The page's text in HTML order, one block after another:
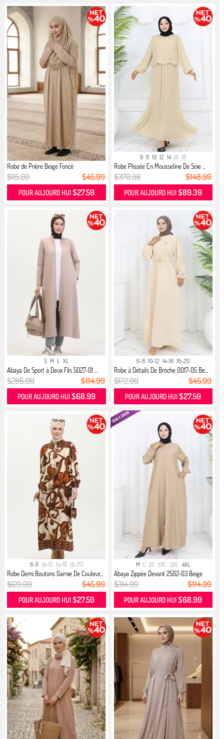
Robe de Prière Beige Foncé
$115.00 $45.99
POUR AUJOURD HUI $27.59
6 8 10 12 14 16 18
Robe Plissée En Mousseline De Soie ...
$370.98 $148.99
POUR AUJOURD HUI$89.39
S M L XL
Abaya De Sport à Deux Fils 5027-01 ...
$286.00 $114.99
POUR AUJOURD HUI $68.99
6-8 10-12 14-16 18-20
Robe à Détails De Broche 0017-05 Be...
$172.00 $45.99
POUR AUJOURD HUI$27.59
6-8 10-12 14-16 18-20
Robe Demi Boutons Garnie De Couleur...
$129.00 $45.99
POUR AUJOURD HUI $27.59
M L XL XXL 3XL 4XL
Abaya Zippée Devant 2502-03 Beige
$314.00 $114.99
POUR AUJOURD HUI$68.99